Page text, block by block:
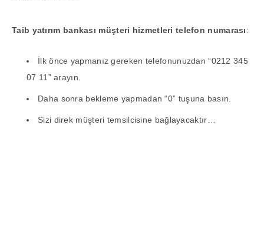
Taib yatırım bankası müşteri hizmetleri telefon numarası:
İlk önce yapmanız gereken telefonunuzdan “0212 345
07 11” arayın.
Daha sonra bekleme yapmadan “0” tuşuna basın.
Sizi direk müşteri temsilcisine bağlayacaktır…